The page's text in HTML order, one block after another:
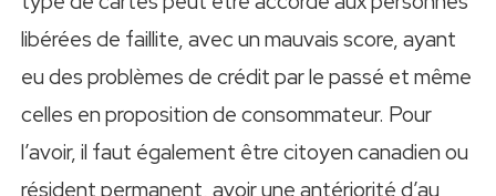
libérées de faillite, avec un mauvais score, ayant
eu des problèmes de crédit par le passé et même
celles en proposition de consommateur. Pour
l’avoir, il faut également être citoyen canadien ou
résident permanent, avoir une antériorité d’au